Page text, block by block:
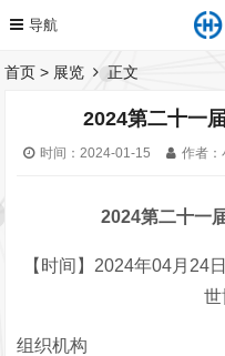
首页 > 展览 正文
2024第二十一
时间：2024-01-15 作者：
2024第二十一
【时间】2024年04月24
世
组织机构